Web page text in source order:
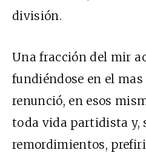
división.
Una fracción del mir
fundiéndose en el
renunció, en esos
toda vida partidista y,
remordimientos,